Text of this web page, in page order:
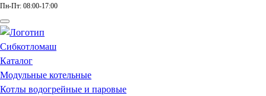
Пн-Пт: 08:00-17:00
Каталог
Модульные котельные
Котлы водогрейные и паровые